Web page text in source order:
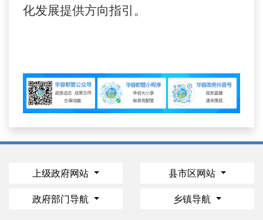
化发展提供方向指引 。
上级政府网站 县市区网站
政府部门导航 乡镇导航